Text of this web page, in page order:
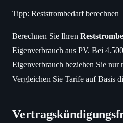
Tipp: Reststrombedarf berechnen
Berechnen Sie Ihren
Eigenverbrauch aus PV. Bei
Eigenverbrauch beziehen Sie
Vergleichen Sie Tarife auf Basis